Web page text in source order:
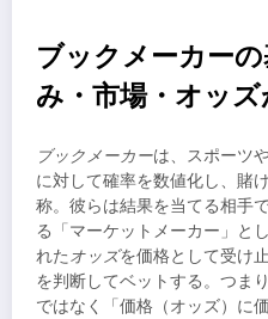
ブックメーカー
み・市場・オッ
ブックメーカーは、スポーツ
に対して確率を数値化し、賭
称。彼らは結果を当てる相手
る「マーケットメーカー」と
れたオッズを価格として受け
を判断してベットする。つま
ではなく「価格（オッズ）に